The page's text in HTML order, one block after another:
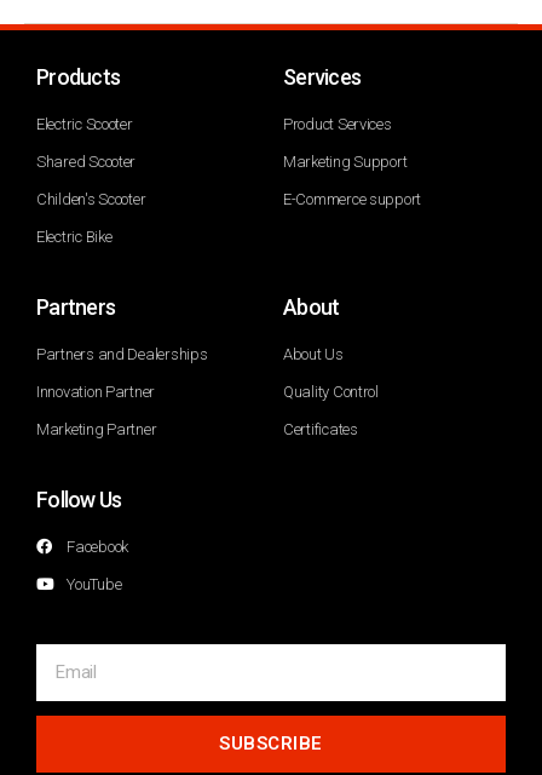
Products
Electric Scooter
Shared Scooter
Childen's Scooter
Electric Bike
Services
Product Services
Marketing Support
E-Commerce support
Partners
Partners and Dealerships
Innovation Partner
Marketing Partner
About
About Us
Quality Control
Certificates
Follow Us
Facebook
YouTube
SUBSCRIBE